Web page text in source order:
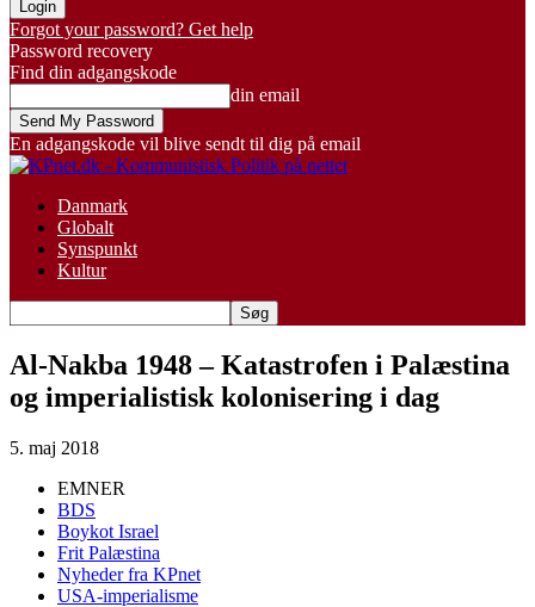
Forgot your password? Get help
Password recovery
Find din adgangskode
din email
En adgangskode vil blive sendt til dig på email
Danmark
Globalt
Synspunkt
Kultur
Al-Nakba 1948 – Katastrofen i Palæstina
og imperialistisk kolonisering i dag
5. maj 2018
EMNER
BDS
Boykot Israel
Frit Palæstina
Nyheder fra KPnet
USA-imperialisme